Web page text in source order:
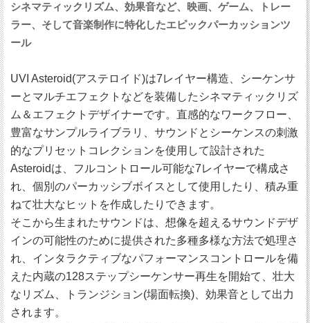
シネマティックリズム、効果音など、映画、ゲーム、トレー
ラー、そして音楽制作に特化したエピックパーカッションツ
ール
UVI Asteroid(アステロイド)は7レイヤー構造、シーケンサ
ーとマルチエフェクトなどを装備したシネマティックリズ
ム＆エフェクトデザイナーです。直感的なワークフロー、
豊富なサンプルライブラリ、サウンドとシーケンスの刺激
的なプリセットコレクションを使用して設計された
Asteroidは、フルコントロール可能な7レイヤーで構成さ
れ、個別のパーカッシブボイスとして使用したり、積み重
ねて壮大なヒットを作成したりできます。
そこから生まれたサウンドは、想像を超えるサウンドデザ
インの可能性のために提供された多種多様な方法で処理さ
れ、インタラクティブなパフォーマンスコントロールを備
えた内蔵の128ステップシーケンサー再生を開始て、壮大
なリズム、トランジション(場面転換)、効果音として出力
されます。